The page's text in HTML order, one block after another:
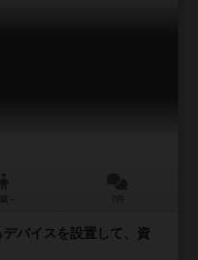
バイスを設置して、資